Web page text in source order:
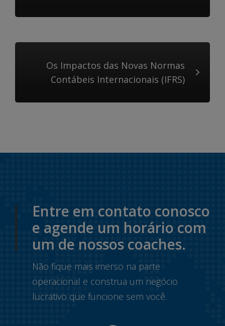
Os Impactos das Novas Normas
Contábeis Internacionais (IFRS)
Entre em contato conosco
e agende um horário com
um de nossos coaches.
Não fique mais imerso na parte
operacional e construa um negócio
lucrativo que funcione sem você.